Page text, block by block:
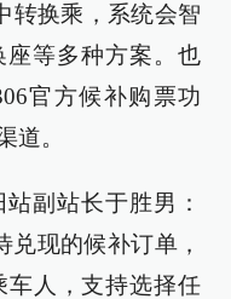
转换乘，系统会智
等多种方案。也
官方候补购票功
道。
副站长于胜男：
现的候补订单，
车人，支持选择任